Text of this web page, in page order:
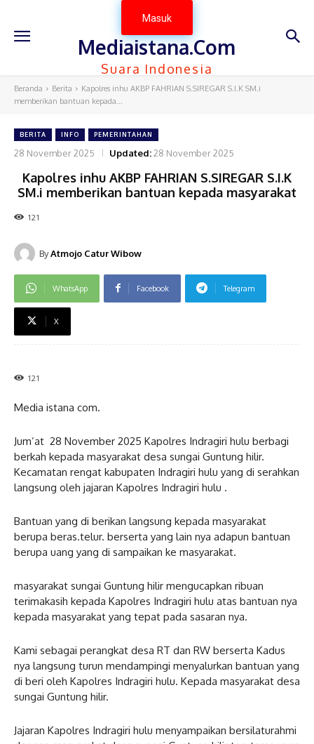
Masuk
Mediaistana.Com
Suara Indonesia
Beranda Berita
Kapolres inhu AKBP FAHRIAN S.SIREGAR S.I.K SM.i
memberikan bantuan kepada...
BERITA INFO PEMERINTAHAN
28 November 2025 Updated:28 November 2025
Kapolres inhu AKBP FAHRIAN S.SIREGAR S.I.K
SM.i memberikan bantuan kepada masyarakat
121
ByAtmojo Catur Wibow
WhatsApp Facebook Telegram
X
121
Media istana com.
Jum’at 28 November 2025 Kapolres Indragiri hulu berbagi
berkah kepada masyarakat desa sungai Guntung hilir.
Kecamatan rengat kabupaten Indragiri hulu yang di serahkan
langsung oleh jajaran Kapolres Indragiri hulu .
Bantuan yang di berikan langsung kepada masyarakat
berupa beras.telur. berserta yang lain nya adapun bantuan
berupa uang yang di sampaikan ke masyarakat.
masyarakat sungai Guntung hilir mengucapkan ribuan
terimakasih kepada Kapolres Indragiri hulu atas bantuan nya
kepada masyarakat yang tepat pada sasaran nya.
Kami sebagai perangkat desa RT dan RW berserta Kadus
nya langsung turun mendampingi menyalurkan bantuan yang
di beri oleh Kapolres Indragiri hulu. Kepada masyarakat desa
sungai Guntung hilir.
Jajaran Kapolres Indragiri hulu menyampaikan bersilaturahmi